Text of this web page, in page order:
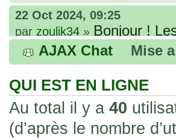
22 Oct 2024, 09:25
par zoulik34 » Bonjour !
que vous avez
fines et souples. Cela
les rend faciles à
sur l'authenticité ou la
avec d'autres cartes de
collectionneurs. Mais en
AJAX Chat Mise
QUI EST EN LIGNE
Au total il y a 40
(d’après le nombre